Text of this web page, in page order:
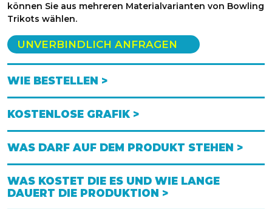
können Sie aus mehreren Materialvarianten von Bowling
Trikots wählen.
UNVERBINDLICH ANFRAGEN
WIE BESTELLEN >
KOSTENLOSE GRAFIK >
WAS DARF AUF DEM PRODUKT STEHEN >
WAS KOSTET DIE ES UND WIE LANGE
DAUERT DIE PRODUKTION >